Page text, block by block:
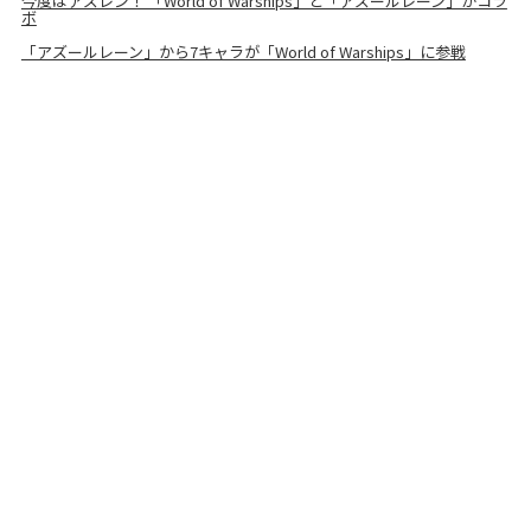
ボ
「アズールレーン」から7キャラが「World of Warships」に参戦